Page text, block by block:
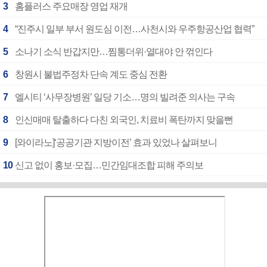
3 홈플러스 주요매장 영업 재개
4 “진주시 일부 부서 원도심 이전…사천시와 우주항공산업 협력”
5 소나기 소식 반갑지만…찜통더위·열대야 안 꺾인다
6 창원시 불법주정차 단속 계도 중심 전환
7 엘시티 ‘사무장병원’ 일당 기소…명의 빌려준 의사는 구속
8 인신매매 탈출하다 다친 외국인, 치료비 폭탄까지 맞을뻔
9 [와이라노]‘공공기관 지방이전’ 효과 있었나 살펴보니
10 신고 없이 홍보·모집…민간임대조합 피해 주의보